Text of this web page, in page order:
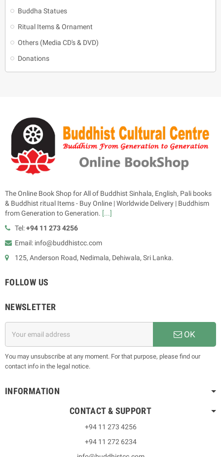
Buddha Statues
Ritual Items & Ornament
Others (Media CD's & DVD)
Donations
The Online Book Shop for All of Buddhist Sinhala, English, Pali books
& Buddhist ritual Items - Buy Online | Worldwide Delivery | Buddhism
from Generation to Generation. [...]
Tel:+94 11 273 4256
Email: info@buddhistcc.com
125, Anderson Road, Nedimala, Dehiwala, Sri Lanka.
FOLLOW US
NEWSLETTER
OK
You may unsubscribe at any moment. For that purpose, please find our
contact info in the legal notice.
INFORMATION
CONTACT & SUPPORT
+94 11 273 4256
+94 11 272 6234